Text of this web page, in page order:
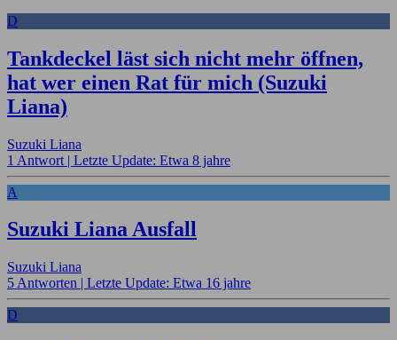
D
Tankdeckel läst sich nicht mehr öffnen,
hat wer einen Rat für mich (Suzuki
Liana)
Suzuki Liana
1 Antwort | Letzte Update: Etwa 8 jahre
A
Suzuki Liana Ausfall
Suzuki Liana
5 Antworten | Letzte Update: Etwa 16 jahre
D